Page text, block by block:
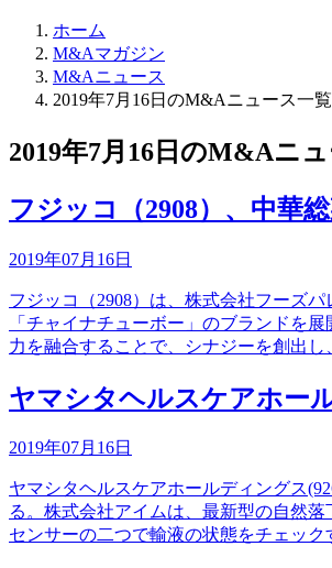
ホーム
M&Aマガジン
M&Aニュース
2019年7月16日のM&Aニュース一覧
2019年7月16日のM&Aニ
フジッコ（2908）、中華
2019年07月16日
フジッコ（2908）は、株式会社フーズ
「チャイナチューボー」のブランドを
力を融合することで、シナジーを創出
ヤマシタヘルスケアホー
2019年07月16日
ヤマシタヘルスケアホールディングス
る。株式会社アイムは、最新型の自然
センサーの二つで輸液の状態をチェック